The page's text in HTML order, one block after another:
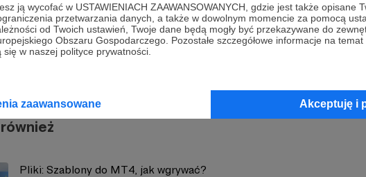
ją wycofać w USTAWIENIACH ZAAWANSOWANYCH, gdzie jest także opisane
przetwarzania danych, a także w dowolnym momencie za pomocą
od Twoich ustawień, Twoje dane będą mogły być przekazywane do
Obszaru Gospodarczego. Pozostałe szczegółowe informacje na
w naszej polityce prywatności.
zaawansowane Akceptuję i
Meaax - Trading, Rozwój inwestora
Pliki: Szablony do MT4, jak wgrywać?